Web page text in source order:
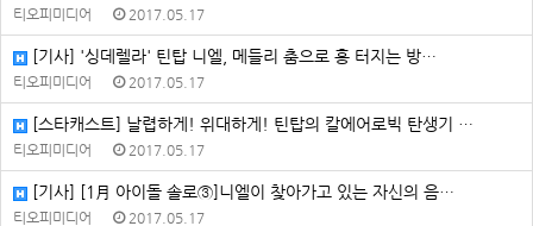
티오피미디어 2017.05.17
[기사] '싱데렐라' 틴탑 니엘, 메들리 춤으로 흥 터지는 방…
티오피미디어 2017.05.17
[스타캐스트] 날렵하게! 위대하게! 틴탑의 칼에어로빅 탄생기 …
티오피미디어 2017.05.17
[기사] [1月 아이돌 솔로③]니엘이 찾아가고 있는 자신의 음…
티오피미디어 2017.05.17